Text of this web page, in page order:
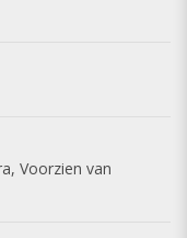
Voorzien van